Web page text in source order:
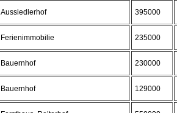
Aussiedlerhof 395000
Ferienimmobilie 235000
Bauernhof 230000
Bauernhof 129000